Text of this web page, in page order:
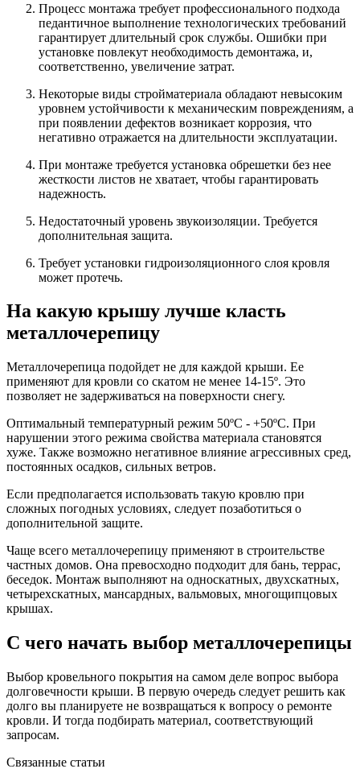
Процесс монтажа требует профессионального подхода
педантичное выполнение технологических требований
гарантирует длительный срок службы. Ошибки при
установке повлекут необходимость демонтажа, и,
соответственно, увеличение затрат.
Некоторые виды стройматериала обладают невысоким
уровнем устойчивости к механическим повреждениям, а
при появлении дефектов возникает коррозия, что
негативно отражается на длительности эксплуатации.
При монтаже требуется установка обрешетки без нее
жесткости листов не хватает, чтобы гарантировать
надежность.
Недостаточный уровень звукоизоляции. Требуется
дополнительная защита.
Требует установки гидроизоляционного слоя кровля
может протечь.
На какую крышу лучше класть
металлочерепицу
Металлочерепица подойдет не для каждой крыши. Ее
применяют для кровли со скатом не менее 14-15º. Это
позволяет не задерживаться на поверхности снегу.
Оптимальный температурный режим 50ºС - +50ºС. При
нарушении этого режима свойства материала становятся
хуже. Также возможно негативное влияние агрессивных сред,
постоянных осадков, сильных ветров.
Если предполагается использовать такую кровлю при
сложных погодных условиях, следует позаботиться о
дополнительной защите.
Чаще всего металлочерепицу применяют в строительстве
частных домов. Она превосходно подходит для бань, террас,
беседок. Монтаж выполняют на односкатных, двухскатных,
четырехскатных, мансардных, вальмовых, многощипцовых
крышах.
С чего начать выбор металлочерепицы
Выбор кровельного покрытия на самом деле вопрос выбора
долговечности крыши. В первую очередь следует решить как
долго вы планируете не возвращаться к вопросу о ремонте
кровли. И тогда подбирать материал, соответствующий
запросам.
Связанные статьи